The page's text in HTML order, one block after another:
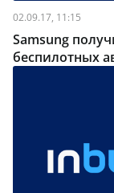
02.09.17, 11:15
Samsung
беспилотных